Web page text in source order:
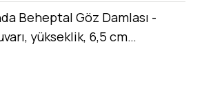
Beheptal Göz Damlası -
yükseklik, 6,5 cm…